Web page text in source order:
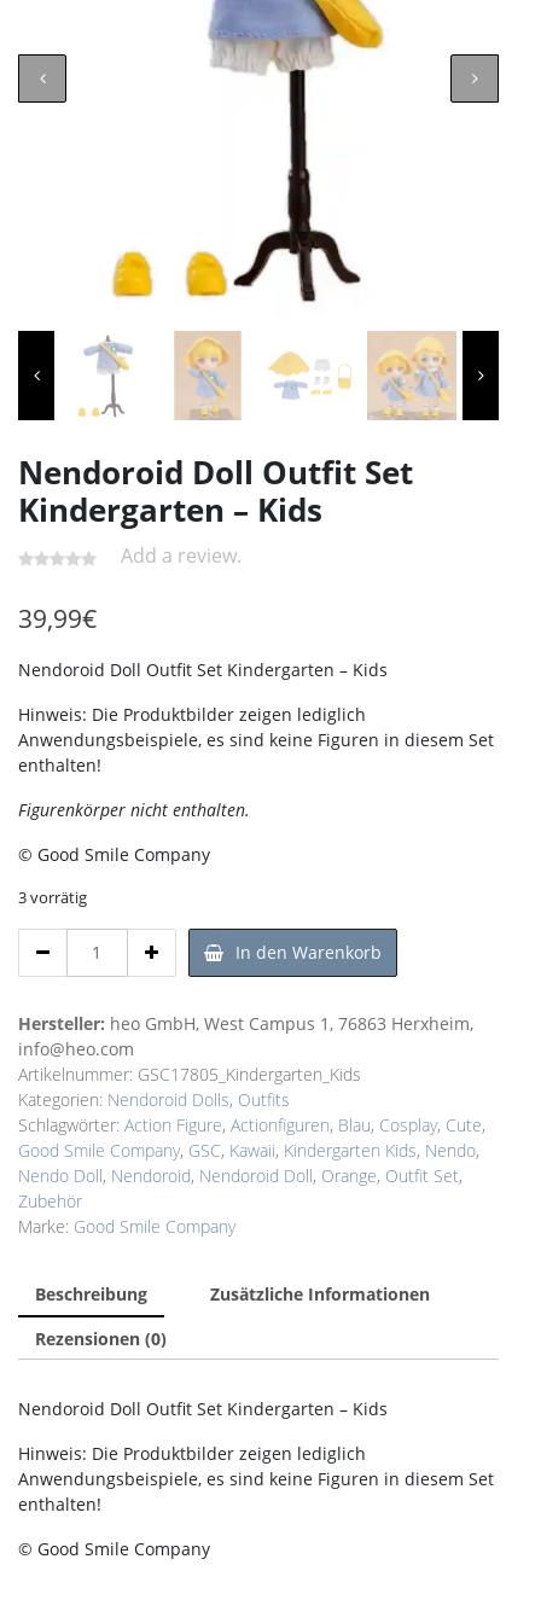
Nendoroid Doll Outfit Set
Kindergarten – Kids
Add a review.
39,99€
Nendoroid Doll Outfit Set Kindergarten – Kids
Hinweis: Die Produktbilder zeigen lediglich
Anwendungsbeispiele, es sind keine Figuren in diesem Set
enthalten!
Figurenkörper nicht enthalten.
© Good Smile Company
3 vorrätig
Doll
Set
Kindergarten
-
Kids
Menge
In den Warenkorb
Hersteller: heo GmbH, West Campus 1, 76863 Herxheim,
info@heo.com
Artikelnummer: GSC17805_Kindergarten_Kids
Kategorien: Nendoroid Dolls, Outfits
Schlagwörter: Action Figure, Actionfiguren, Blau, Cosplay, Cute,
Good Smile Company, GSC, Kawaii, Kindergarten Kids, Nendo,
Nendo Doll, Nendoroid, Nendoroid Doll, Orange, Outfit Set,
Zubehör
Marke: Good Smile Company
Beschreibung
Zusätzliche Informationen
Rezensionen (0)
Nendoroid Doll Outfit Set Kindergarten – Kids
Hinweis: Die Produktbilder zeigen lediglich
Anwendungsbeispiele, es sind keine Figuren in diesem Set
enthalten!
© Good Smile Company